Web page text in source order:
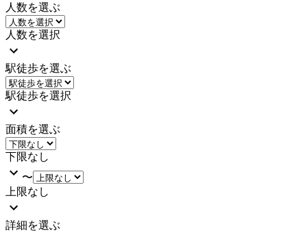
人数を選ぶ
人数を選択
駅徒歩を選ぶ
駅徒歩を選択
面積を選ぶ
下限なし
〜
上限なし
詳細を選ぶ